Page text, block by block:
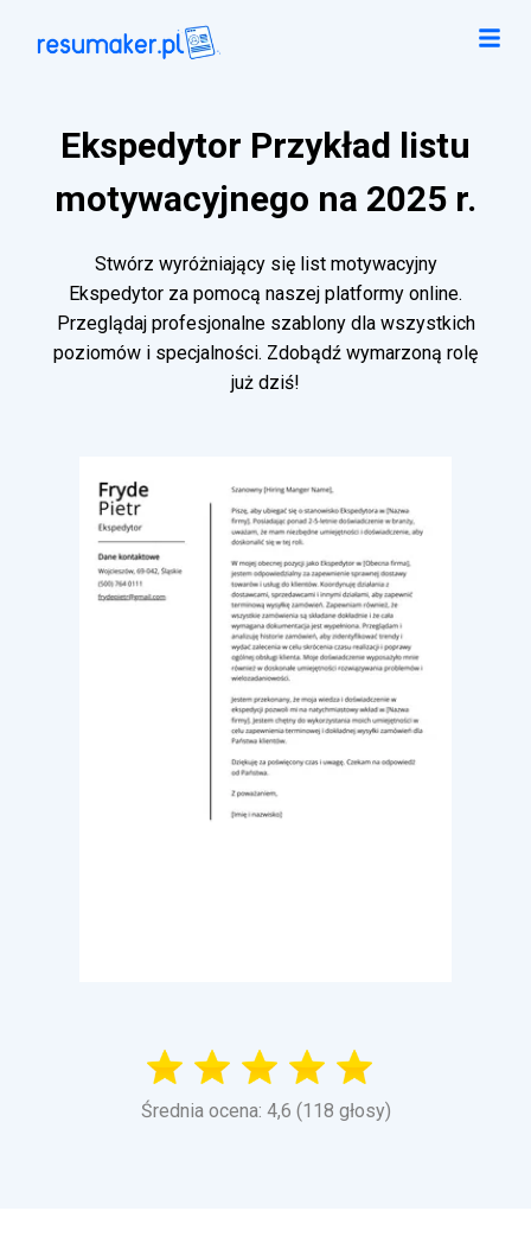
Ekspedytor Przykład listu
motywacyjnego na 2025 r.
Stwórz wyróżniający się list motywacyjny
Ekspedytor za pomocą naszej platformy online.
Przeglądaj profesjonalne szablony dla wszystkich
poziomów i specjalności. Zdobądź wymarzoną rolę
już dziś!
Średnia ocena: 4,6 (118 głosy)